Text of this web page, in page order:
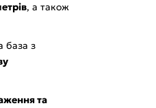
, а також
база з
та